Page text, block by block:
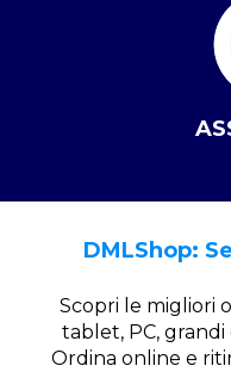
DMLShop:
Scopri le migliori
tablet, PC,
Ordina online e